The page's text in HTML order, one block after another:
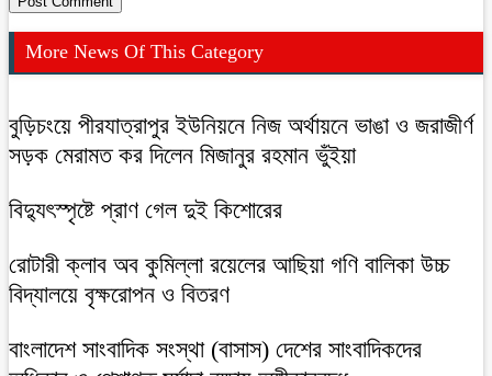
More News Of This Category
বুড়িচংয়ে পীরযাত্রাপুর ইউনিয়নে নিজ অর্থায়নে ভাঙা ও জরাজীর্ণ
সড়ক মেরামত কর দিলেন মিজানুর রহমান ভুঁইয়া
বিদ্যুৎস্পৃষ্টে প্রাণ গেল দুই কিশোরের
রোটারী ক্লাব অব কুমিল্লা রয়েলের আছিয়া গণি বালিকা উচ্চ
বিদ্যালয়ে বৃক্ষরোপন ও বিতরণ
বাংলাদেশ সাংবাদিক সংস্থা (বাসাস) দেশের সাংবাদিকদের